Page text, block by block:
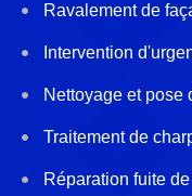
Ravalement de
Intervention
Nettoyage et pose
Traitement de
Réparation fuite